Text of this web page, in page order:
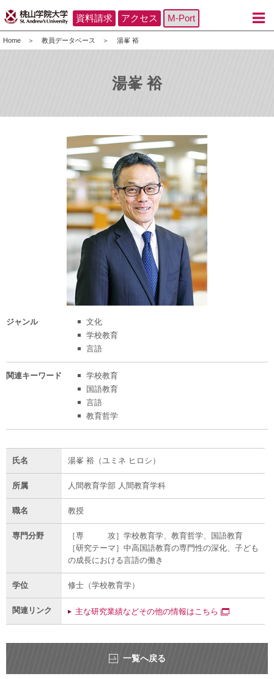
資料請求 アクセス M-Port
Home 教員データベース 湯峯 裕
湯峯 裕
ジャンル
文化
学校教育
言語
関連キーワード
学校教育
国語教育
言語
教育哲学
氏名 湯峯 裕（ユミネ ヒロシ）
所属 人間教育学部 人間教育学科
職名 教授
専門分野
［専 攻］学校教育学、教育哲学、国語教育
［研究テーマ］中高国語教育の専門性の深化、子ども
の成長における言語の働き
学位 修士（学校教育学）
関連リンク 主な研究業績などその他の情報はこちら
一覧へ戻る